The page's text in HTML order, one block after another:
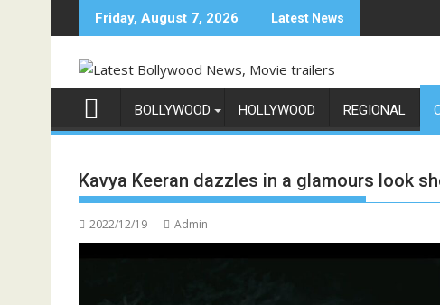
to
Friday, August 7, 2026 Latest News
BOLLYWOOD HOLLYWOOD REGIONAL
Kavya Keeran dazzles in a glamours look
2022/12/19 Admin